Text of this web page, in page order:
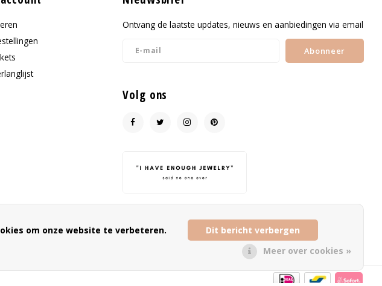
Ontvang de laatste updates, nieuws en aanbiedingen via email
Abonneer
Volg ons
info@ohsohip.nl
om onze website te verbeteren.
Dit bericht verbergen
Meer over cookies »